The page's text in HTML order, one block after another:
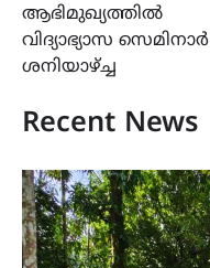
ആഭിമുഖ്യത്തിൽ
വിദ്യാഭ്യാസ സെമിനാർ
ശനിയാഴ്ച്ച
Recent News